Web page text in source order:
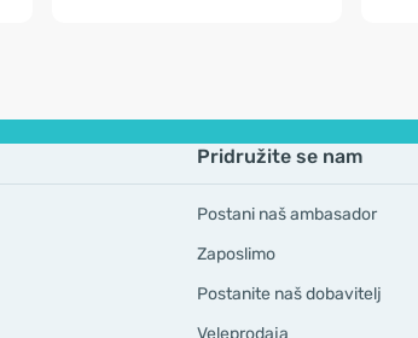
Pridružite se nam
Postani naš ambasador
Zaposlimo
Postanite naš dobavitelj
Veleprodaja